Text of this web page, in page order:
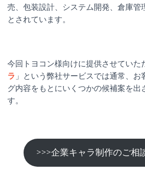
売、包装設計、システム開発、倉庫管
とされています。
今回トヨコン様向けに提供させていた
ラ 」という弊社サービスでは通常、お
グ内容をもとにいくつかの候補案を出
す。
>>>企業キャラ制作のご相